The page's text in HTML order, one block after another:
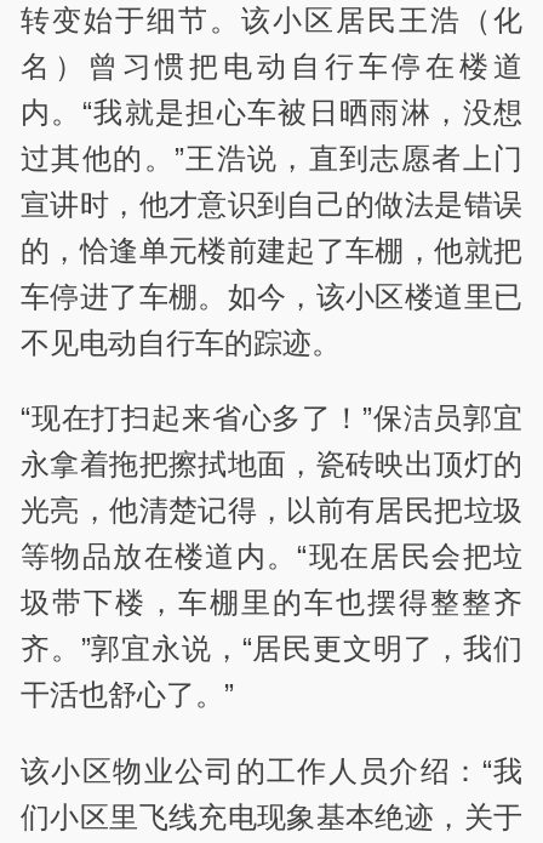
转变始于细节。该小区居民王浩（化
名）曾习惯把电动自行车停在楼道
内。“我就是担心车被日晒雨淋，没想
过其他的。”王浩说，直到志愿者上门
宣讲时，他才意识到自己的做法是错误
的，恰逢单元楼前建起了车棚，他就把
车停进了车棚。如今，该小区楼道里已
不见电动自行车的踪迹。
“现在打扫起来省心多了！”保洁员郭宜
永拿着拖把擦拭地面，瓷砖映出顶灯的
光亮，他清楚记得，以前有居民把垃圾
等物品放在楼道内。“现在居民会把垃
圾带下楼，车棚里的车也摆得整整齐
齐。”郭宜永说，“居民更文明了，我们
干活也舒心了。”
该小区物业公司的工作人员介绍：“我
们小区里飞线充电现象基本绝迹，关于